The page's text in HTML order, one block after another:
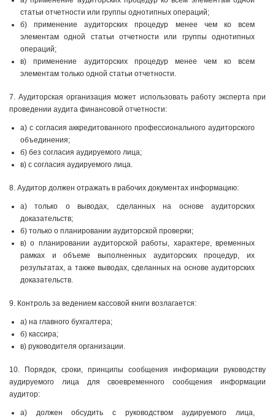
статьи отчетности или группы однотипных операций;
б) применение аудиторских процедур менее чем ко всем
элементам одной статьи отчетности или группы однотипных
операций;
в) применение аудиторских процедур менее чем ко всем
элементам только одной статьи отчетности.
7. Аудиторская организация может использовать работу эксперта при
проведении аудита финансовой отчетности:
а) с согласия аккредитованного профессионального аудиторского
объединения;
б) без согласия аудируемого лица;
в) с согласия аудируемого лица.
8. Аудитор должен отражать в рабочих документах информацию:
а) только о выводах, сделанных на основе аудиторских
доказательств;
б) только о планировании аудиторской проверки;
в) о планировании аудиторской работы, характере, временных
рамках и объеме выполненных аудиторских процедур, их
результатах, а также выводах, сделанных на основе аудиторских
доказательств.
9. Контроль за ведением кассовой книги возлагается:
а) на главного бухгалтера;
б) кассира;
в) руководителя организации.
10. Порядок, сроки, принципы сообщения информации руководству
аудируемого лица для своевременного сообщения информации
аудитор:
а) должен обсудить с руководством аудируемого лица,